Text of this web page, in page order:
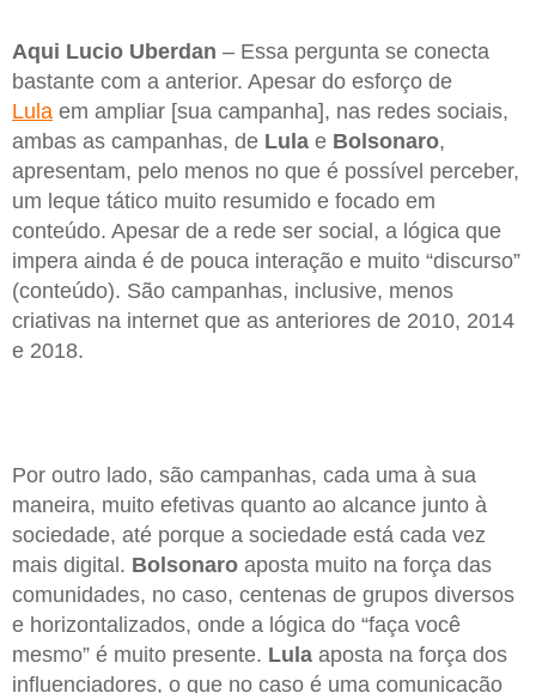
Aqui Lucio Uberdan – Essa pergunta se conecta
bastante com a anterior. Apesar do esforço de
Lula em ampliar [sua campanha], nas redes sociais,
ambas as campanhas, de Lula e Bolsonaro,
apresentam, pelo menos no que é possível perceber,
um leque tático muito resumido e focado em
conteúdo. Apesar de a rede ser social, a lógica que
impera ainda é de pouca interação e muito “discurso”
(conteúdo). São campanhas, inclusive, menos
criativas na internet que as anteriores de 2010, 2014
e 2018.
Por outro lado, são campanhas, cada uma à sua
maneira, muito efetivas quanto ao alcance junto à
sociedade, até porque a sociedade está cada vez
mais digital. Bolsonaro aposta muito na força das
comunidades, no caso, centenas de grupos diversos
e horizontalizados, onde a lógica do “faça você
mesmo” é muito presente. Lula aposta na força dos
influenciadores, o que no caso é uma comunicação